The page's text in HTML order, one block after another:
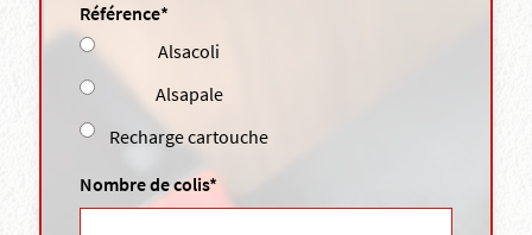
Référence*
Alsacoli
Alsapale
Recharge cartouche
Nombre de colis*